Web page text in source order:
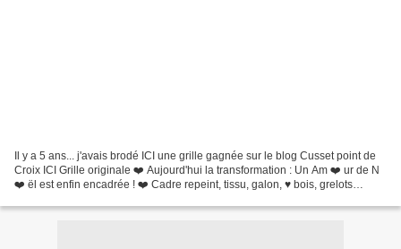
Il y a 5 ans... j'avais brodé ICI une grille gagnée sur le blog Cusset point de
Croix ICI Grille originale ❤️ Aujourd'hui la transformation : Un Am ❤️ ur de N
❤️ ël est enfin encadrée ! ❤️ Cadre repeint, tissu, galon, ♥ bois, grelots